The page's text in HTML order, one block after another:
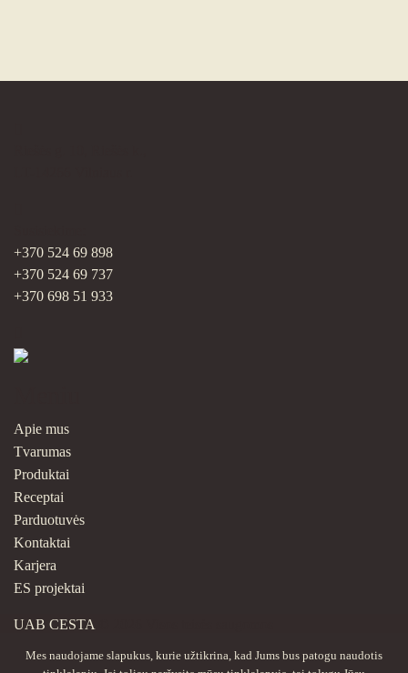
+370 524 69 898
+370 524 69 737
+370 698 51 933
Apie mus
Tvarumas
Produktai
Receptai
Parduotuvės
Kontaktai
Karjera
ES projektai
UAB CESTA
Mes naudojame slapukus, kurie užtikrina, kad Jums bus patogu naudotis